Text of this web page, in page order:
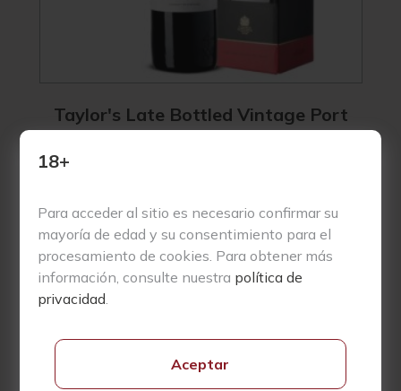
18+
Para acceder al sitio es necesario confirmar su
mayoría de edad y su consentimiento para el
procesamiento de cookies. Para obtener más
información, consulte nuestra política de
privacidad.
Aceptar
Taylor's Late Bottled Vintage Port
4.5 Vivino